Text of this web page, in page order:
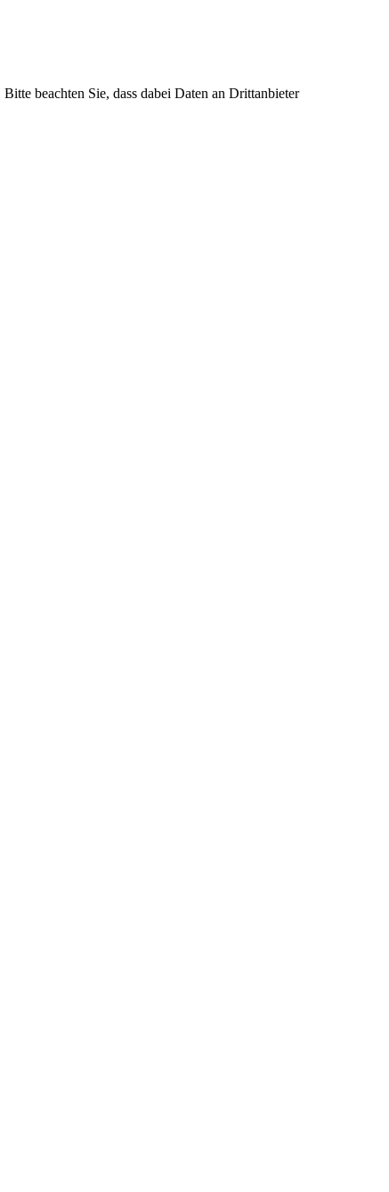
beachten Sie, dass dabei Daten an Drittanbieter